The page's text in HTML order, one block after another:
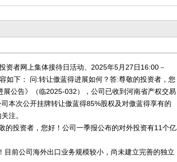
者网上集体接待日活动、2025年5月27日16:00－
如下： 问:转让傲蓝得进展如何？答:尊敬的投资者，您
公告》（临2025-032），公司已收到河南省产权交易
本次公开挂牌转让傲蓝得85%股权及对傲蓝得享有的
注。
的投资者，您好！公司一季报公布的对外投资有11个亿
前公司海外出口业务规模较小，尚未建立完善的独立